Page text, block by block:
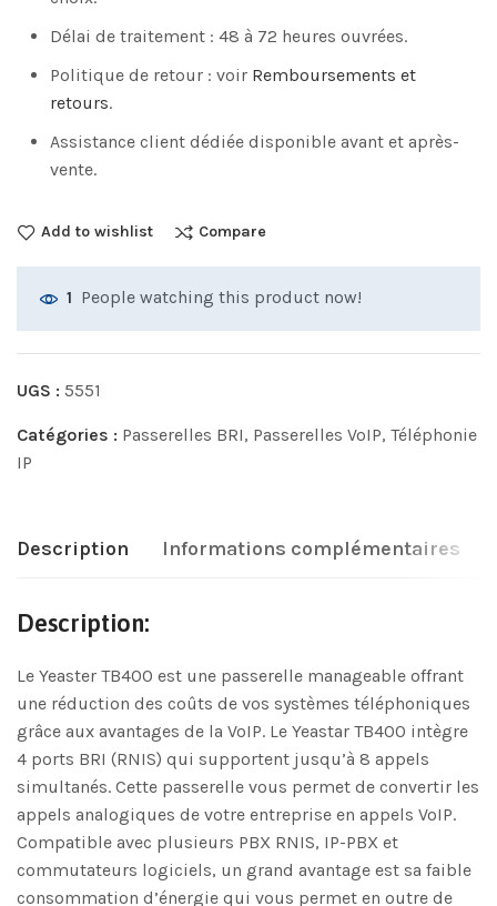
Délai de traitement : 48 à 72 heures ouvrées.
Politique de retour : voir Remboursements et
retours.
Assistance client dédiée disponible avant et après-
vente.
Add to wishlist Compare
1 People watching this product now!
UGS : 5551
Catégories : Passerelles BRI, Passerelles VoIP, Téléphonie
IP
Description Informations complémentaires
Description:
Le Yeaster TB400 est une passerelle manageable offrant
une réduction des coûts de vos systèmes téléphoniques
grâce aux avantages de la VoIP. Le Yeastar TB400 intègre
4 ports BRI (RNIS) qui supportent jusqu’à 8 appels
simultanés. Cette passerelle vous permet de convertir les
appels analogiques de votre entreprise en appels VoIP.
Compatible avec plusieurs PBX RNIS, IP-PBX et
commutateurs logiciels, un grand avantage est sa faible
consommation d’énergie qui vous permet en outre de